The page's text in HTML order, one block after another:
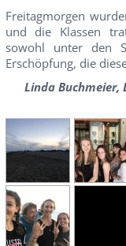
Freitagmorgen
und die Klassen
sowohl unter den
Erschöpfung, die
Linda Buchmeier,